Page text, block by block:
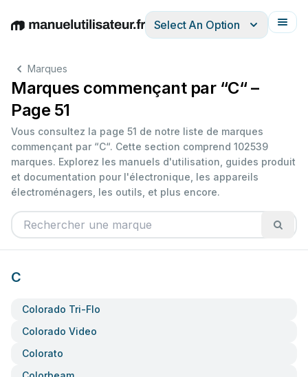
EnglishDeutschEspañolItalianoFrançais
Select An Option
Marques
Marques commençant par “C“ –
Page 51
Vous consultez la page 51 de notre liste de marques
commençant par “C“. Cette section comprend 102539
marques. Explorez les manuels d'utilisation, guides produit
et documentation pour l'électronique, les appareils
électroménagers, les outils, et plus encore.
C
Colorado Tri-Flo
Colorado Video
Colorato